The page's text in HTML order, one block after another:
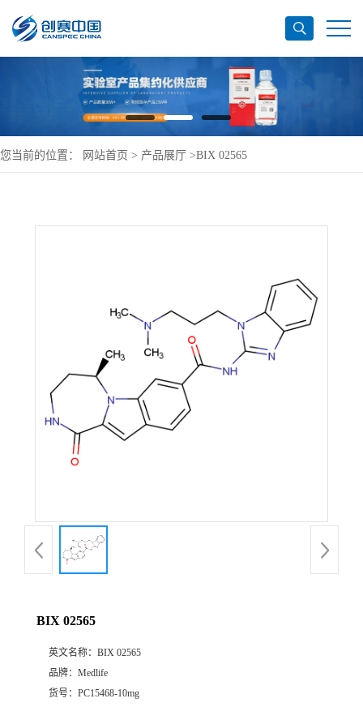
您当前的位置： 网站首页 > 产品展厅 >BIX 02565
BIX 02565
英文名称： BIX 02565
品牌： Medlife
货号： PC15468-10mg